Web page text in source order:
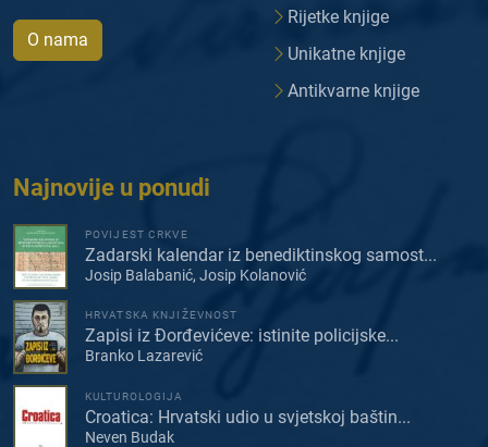
O nama
Rijetke knjige
Unikatne knjige
Antikvarne knjige
Najnovije u ponudi
POVIJEST CRKVE
Zadarski kalendar iz benediktinskog samost...
Josip Balabanić, Josip Kolanović
HRVATSKA KNJIŽEVNOST
Zapisi iz Đorđevićeve: istinite policijske...
Branko Lazarević
KULTUROLOGIJA
Croatica: Hrvatski udio u svjetskoj baštin...
Neven Budak